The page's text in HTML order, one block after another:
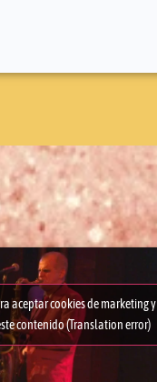
aceptar cookies de marketing y
contenido (Translation error)